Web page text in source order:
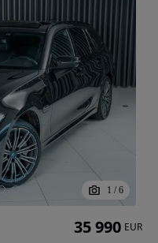
1 / 6
35 990 EUR